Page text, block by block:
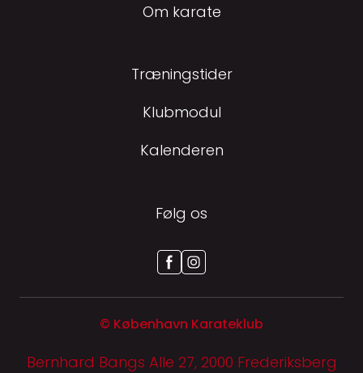
Om karate
Træningstider
Klubmodul
Kalenderen
Følg os
© København Karateklub
Bernhard Bangs Alle 27, 2000 Frederiksberg